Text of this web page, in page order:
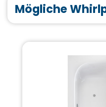
Mögliche